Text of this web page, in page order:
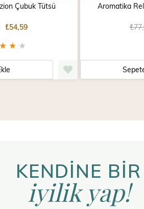
Çubuk Tütsü
★ ★ ★
₺54,59
Aromatika
KENDİNE BİR
iyilik yap!